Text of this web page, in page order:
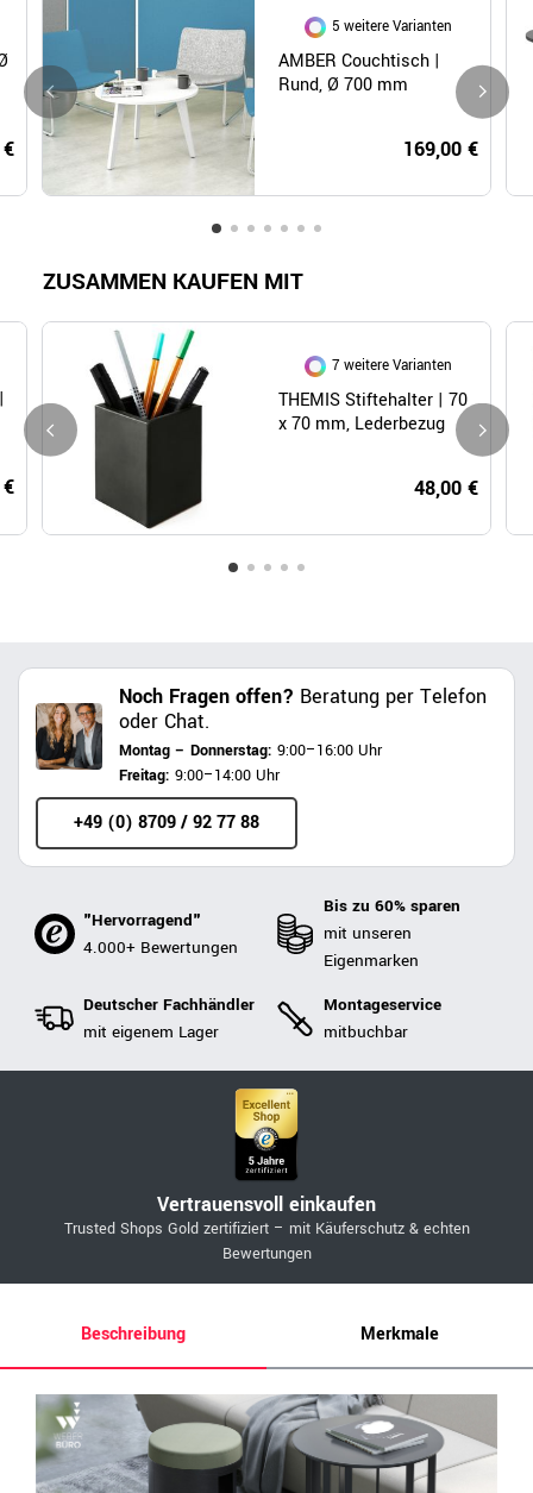
5 weitere Varianten
AMBER Couchtisch |
Rund, Ø 700 mm
169,00 €
ZUSAMMEN KAUFEN MIT
7 weitere Varianten
THEMIS Stiftehalter | 70
x 70 mm, Lederbezug
48,00 €
Noch Fragen offen? Beratung per Telefon
oder Chat.
Montag – Donnerstag: 9:00–16:00 Uhr
Freitag: 9:00–14:00 Uhr
+49 (0) 8709 / 92 77 88
"Hervorragend"
4.000+ Bewertungen
Bis zu 60% sparen
mit unseren
Eigenmarken
Deutscher Fachhändler
mit eigenem Lager
Montageservice
mitbuchbar
Vertrauensvoll einkaufen
Trusted Shops Gold zertifiziert – mit Käuferschutz & echten
Bewertungen
Beschreibung Merkmale